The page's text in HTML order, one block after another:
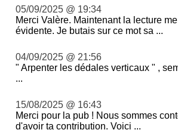
05/09/2025 @ 19:34
Merci Valère. Maintenant la lecture
évidente. Je butais sur ce mot sa ...
04/09/2025 @ 21:56
" Arpenter les dédales verticaux " ,
...
15/08/2025 @ 16:43
Merci pour la pub ! Nous sommes
d'avoir ta contribution. Voici ...